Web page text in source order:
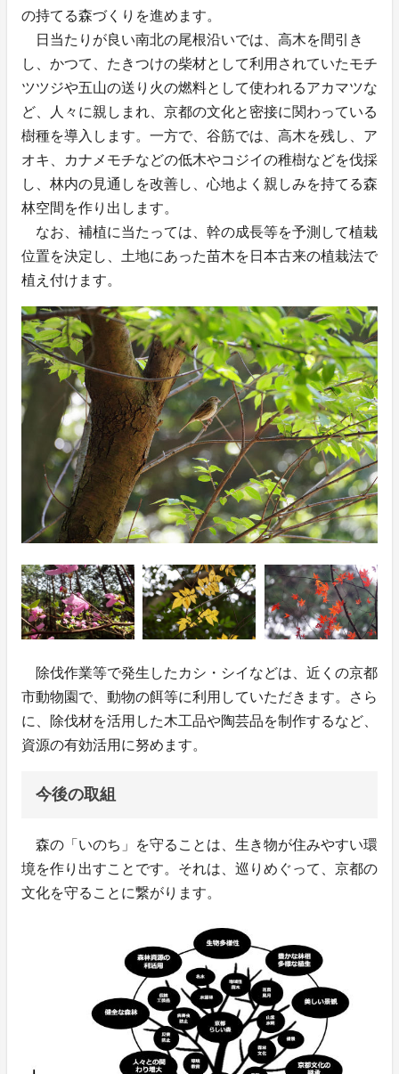
の持てる森づくりを進めます。
日当たりが良い南北の尾根沿いでは、高木を間引き
し、かつて、たきつけの柴材として利用されていたモチ
ツツジや五山の送り火の燃料として使われるアカマツな
ど、人々に親しまれ、京都の文化と密接に関わっている
樹種を導入します。一方で、谷筋では、高木を残し、ア
オキ、カナメモチなどの低木やコジイの稚樹などを伐採
し、林内の見通しを改善し、心地よく親しみを持てる森
林空間を作り出します。
なお、補植に当たっては、幹の成長等を予測して植栽
位置を決定し、土地にあった苗木を日本古来の植栽法で
植え付けます。
除伐作業等で発生したカシ・シイなどは、近くの京都
市動物園で、動物の餌等に利用していただきます。さら
に、除伐材を活用した木工品や陶芸品を制作するなど、
資源の有効活用に努めます。
今後の取組
森の「いのち」を守ることは、生き物が住みやすい環
境を作り出すことです。それは、巡りめぐって、京都の
文化を守ることに繋がります。